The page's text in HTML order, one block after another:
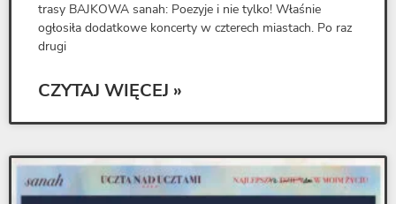
trasy BAJKOWA sanah: Poezyje i nie tylko! Właśnie
ogłosiła dodatkowe koncerty w czterech miastach. Po raz
drugi
CZYTAJ WIĘCEJ »